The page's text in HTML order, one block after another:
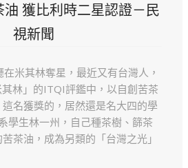
獲比利時二星認證－民
視新聞
米其林奪星，最近又有台灣人，
林」的ITQI評鑑中，以自創苦茶
名獲獎的，居然還是名大四的學
學生林一州，自己種茶樹、篩茶
茶油，成為另類的「台灣之光」